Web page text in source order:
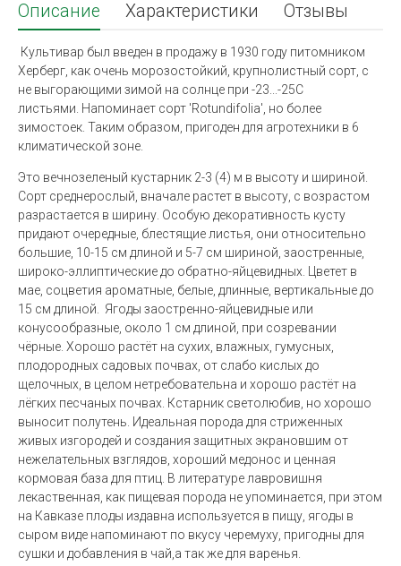
Описание Характеристики Отзывы
Культивар был введен в продажу в 1930 году питомником
Херберг, как очень морозостойкий, крупнолистный сорт, с
не выгорающими зимой на солнце при -23...-25С
листьями. Напоминает сорт 'Rotundifolia', но более
зимостоек. Таким образом, пригоден для агротехники в 6
климатической зоне.
Это вечнозеленый кустарник 2-3 (4) м в высоту и шириной.
Сорт среднерослый, вначале растет в высоту, с возрастом
разрастается в ширину. Особую декоративность кусту
придают очередные, блестящие листья, они относительно
большие, 10-15 см длиной и 5-7 см шириной, заостренные,
широко-эллиптические до обратно-яйцевидных. Цветет в
мае, соцветия ароматные, белые, длинные, вертикальные до
15 см длиной. Ягоды заостренно-яйцевидные или
конусообразные, около 1 см длиной, при созревании
чёрные. Хорошо растёт на сухих, влажных, гумусных,
плодородных садовых почвах, от слабо кислых до
щелочных, в целом нетребовательна и хорошо растёт на
лёгких песчаных почвах. Кстарник светолюбив, но хорошо
выносит полутень. Идеальная порода для стриженных
живых изгородей и создания защитных экрановшим от
нежелательных взглядов, хороший медонос и ценная
кoрмовая база для птиц. В литературе лавровишня
лекаственная, как пищевая порода не упоминается, при этом
на Кавказе плоды издавна используется в пищу, ягоды в
сыром виде напоминают по вкусу черемуху, пригодны для
сушки и добавления в чай,а так же для варенья.